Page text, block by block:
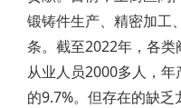
锻铸件生产、精密加工
条。截至2022年，各类
从业人员2000多人，
的9.7%。但存在的缺